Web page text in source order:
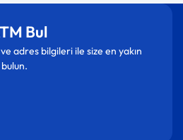
Bul
adres bilgileri ile size en yakın